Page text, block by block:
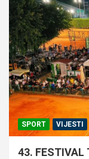
SPORT VIJESTI
43.